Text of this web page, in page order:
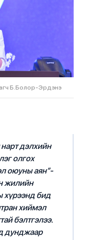
Б.Болор-Эрдэнэ
дэлхийн
олгох
оюуны аян”-
жилийн
хүрээнд бид
хиймэл
бэлтгэлээ.
дунджаар